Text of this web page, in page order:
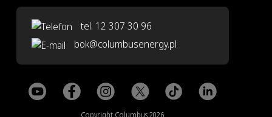
tel. 12 307 30 96
bok@columbusenergy.pl
Copyright Columbus 2026